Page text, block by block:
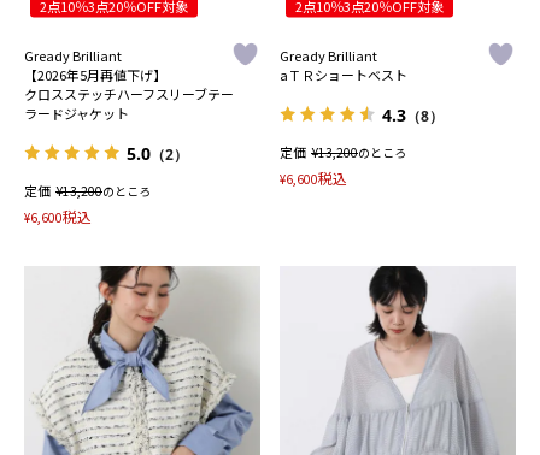
2点10％3点20％OFF対象
Gready Brilliant
【2026年5月再値下げ】
クロスステッチハーフスリーブテー
ラードジャケット
5.0 （2）
定価 ¥13,200のところ
¥6,600税込
2点10％3点20％OFF対象
Gready Brilliant
aＴＲショートベスト
4.3 （8）
定価 ¥13,200のところ
¥6,600税込